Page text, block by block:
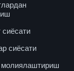
сиёсати
сиёсати
молиялаштириш